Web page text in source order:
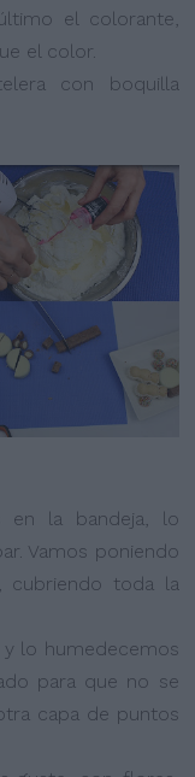
el colorante,
el color.
con boquilla
en la bandeja, lo
Vamos poniendo
cubriendo toda la
lo humedecemos
para que no se
capa de puntos